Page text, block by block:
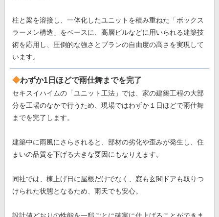
柱と梁を溶接し、一体化したユニットを積み重ねた「ボックス
ラーメン構造」をベースに、高層ビルなどに用いられる建築技
術を応用し、圧倒的な強さとプランの自由度の高さを実現して
います。
わずか1日ほどで雨仕舞までを完了
セキスイハイムの「ユニット工法」では、家の建築工程の大部
分を工場のなかで行うため、現場ではわずか１日ほどで雨仕舞
までを完了します。
建築中に雨風にさらされると、部材の劣化や歪みが発生し、住
まいの品質を下げる大きな要因にもなりえます。
同社では、棟上げ日に屋根だけでなく、窓も玄関ドアも取りつ
けられた状態となるため、雨天でも安心。